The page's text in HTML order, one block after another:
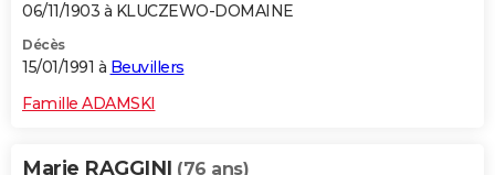
06/11/1903 à KLUCZEWO-DOMAINE
Décès
15/01/1991 à Beuvillers
Famille ADAMSKI
Marie RAGGINI (76 ans)